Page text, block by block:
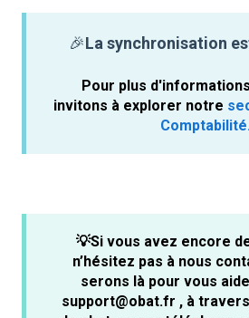
🎉La synchronisation
Pour plus
invitons à explorer notre
Comptabilité.
💡Si vous avez encore
n’hésitez pas à nous
serons là pour vous
support@obat.fr , à